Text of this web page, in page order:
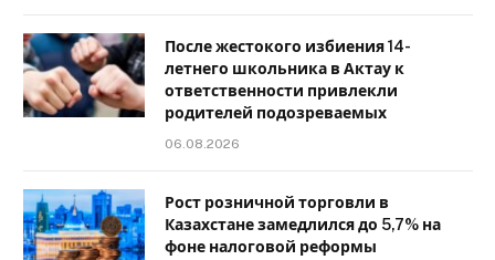
После жестокого избиения 14-
летнего школьника в Актау к
ответственности привлекли
родителей подозреваемых
06.08.2026
Рост розничной торговли в
Казахстане замедлился до 5,7% на
фоне налоговой реформы